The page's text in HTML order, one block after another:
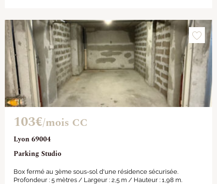
Lyon 69004
Parking Studio
103€/mois CC
Box fermé au 3ème sous-sol d'une résidence sécurisée.
Profondeur : 5 mètres / Largeur : 2,5 m / Hauteur : 1,98 m.